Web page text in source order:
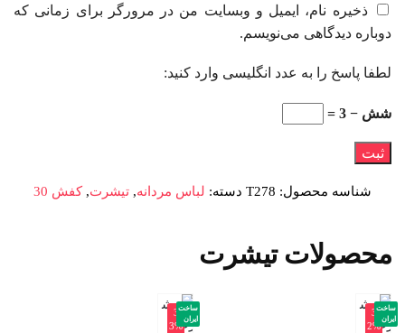
ذخیره نام، ایمیل و وبسایت من در مرورگر برای زمانی که
دوباره دیدگاهی می‌نویسم.
لطفا پاسخ را به عدد انگلیسی وارد کنید:
شش − 3 =
شناسه محصول: T278 دسته: لباس مردانه, تیشرت,کفش 30
محصولات تیشرت
-3
2%
ساخت
ایران
-3
3%
ساخت
ایران